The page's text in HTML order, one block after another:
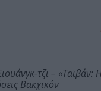
τζι –
Βακχικόν